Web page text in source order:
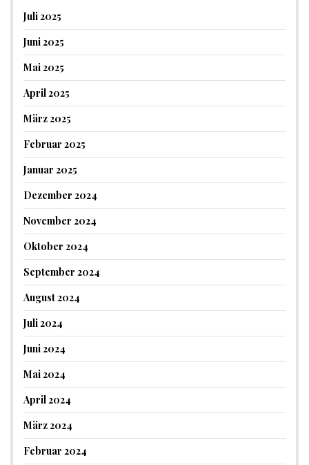
Juli 2025
Juni 2025
Mai 2025
April 2025
März 2025
Februar 2025
Januar 2025
Dezember 2024
November 2024
Oktober 2024
September 2024
August 2024
Juli 2024
Juni 2024
Mai 2024
April 2024
März 2024
Februar 2024